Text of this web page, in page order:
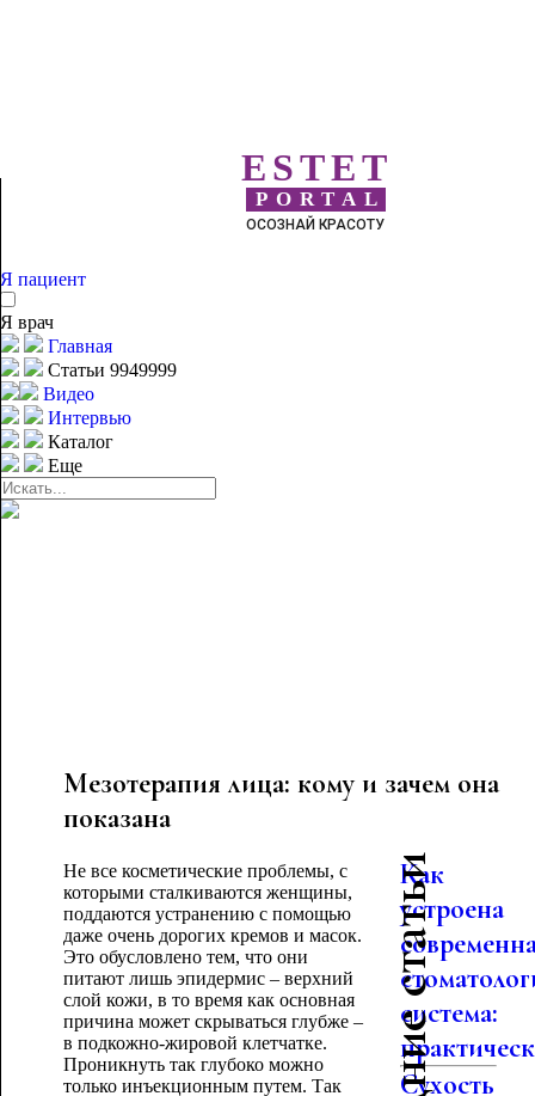
ESTET
PORTAL
ОСОЗНАЙ КРАСОТУ
Я пациент
Я врач
Главная
Статьи 9949999
Видео
Интервью
Каталог
Еще
Мезотерапия лица: кому и зачем она
показана
Не все косметические проблемы, с
которыми сталкиваются женщины,
поддаются устранению с помощью
даже очень дорогих кремов и масок.
Это обусловлено тем, что они
питают лишь эпидермис – верхний
слой кожи, в то время как основная
причина может скрываться глубже –
в подкожно-жировой клетчатке.
Проникнуть так глубоко можно
только инъекционным путем. Так
Как
устроена
система:
Сухость